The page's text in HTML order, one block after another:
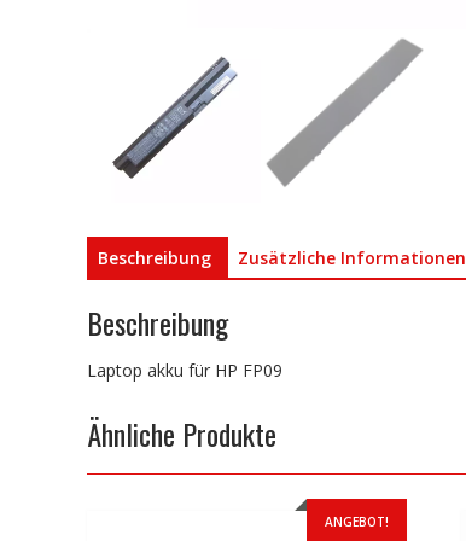
Beschreibung Zusätzliche Informationen
Beschreibung
Laptop akku für HP FP09
Ähnliche Produkte
ANGEBOT!